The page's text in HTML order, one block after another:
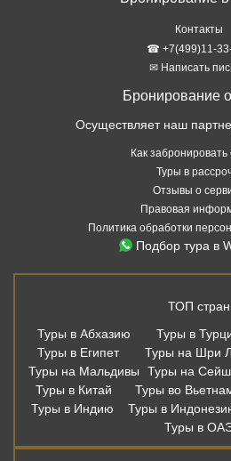
Контакты
☎ +7(499)11-
✉ Написать
Бронирование
Осуществляет наш
Как забронировать
Туры в
Отзывы о
Правовая
Политика обработки
Подбор тура в
ТОП стран
Туры в Абхазию
Туры в
Туры в Египет
Туры на Шри
Туры на Мальдивы
Туры на
Туры в Китай
Туры во
Туры в Индию
Туры в
Туры в